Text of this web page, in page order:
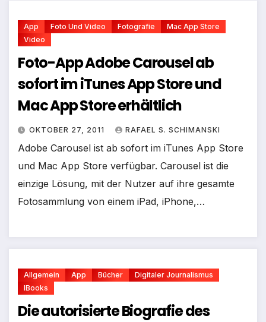
App Foto Und Video Fotografie
Mac App Store
Video
Foto-App Adobe Carousel ab
sofort im iTunes App Store und
Mac App Store erhältlich
OKTOBER 27, 2011 RAFAEL S. SCHIMANSKI
Adobe Carousel ist ab sofort im iTunes App Store
und Mac App Store verfügbar. Carousel ist die
einzige Lösung, mit der Nutzer auf ihre gesamte
Fotosammlung von einem iPad, iPhone,…
Allgemein App Bücher
Digitaler Journalismus
IBooks
Die autorisierte Biografie des